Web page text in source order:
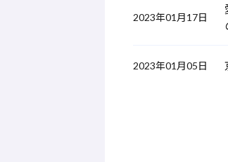
2023年01月17日
2023年01月05日